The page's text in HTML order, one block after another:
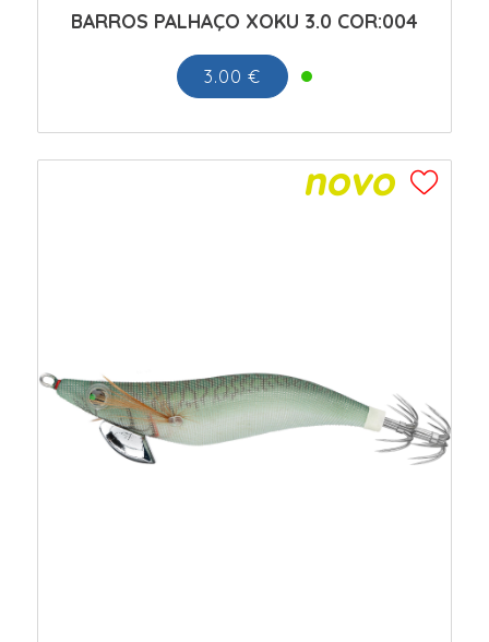
BARROS PALHAÇO XOKU 3.0 COR:004
3.00 €